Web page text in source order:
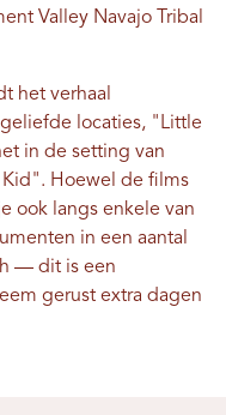
Valley Navajo Tribal
het verhaal
locaties, "Little
in de setting van
Kid". Hoewel de films
ook langs enkele van
in een aantal
— dit is een
gerust extra dagen